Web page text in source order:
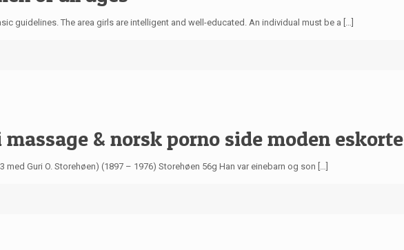
guidelines. The area girls are intelligent and well-educated. An individual must be a […]
& norsk porno side moden eskorte
Guri O. Storehøen) (1897 – 1976) Storehøen 56g Han var einebarn og son […]